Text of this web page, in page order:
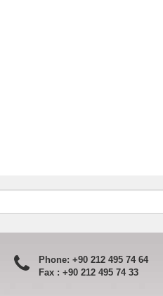
Phone: +90 212 495 74 64
Fax : +90 212 495 74 33